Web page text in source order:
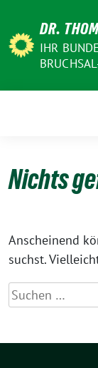
Inhalt
DR.
IHR
Nichts
Anscheinend
suchst.
Suchen
nach: